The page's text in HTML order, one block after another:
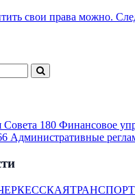
свои права можно.
Совета 180 Финансовое
Административные